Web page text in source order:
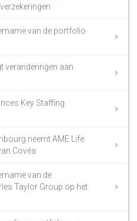
van de portfolio
veranderingen aan
Key Staffing
neemt AME Life
Covéa
van de
Taylor Group op het